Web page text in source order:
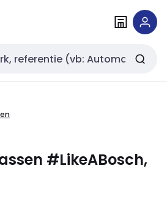
#LikeABosch,